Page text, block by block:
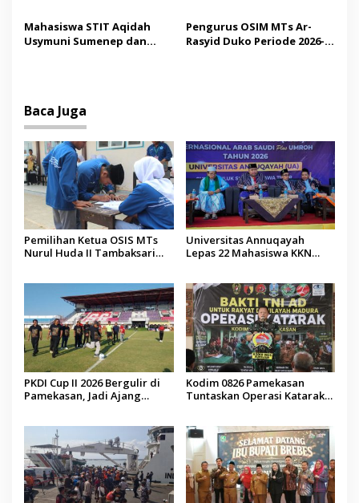
Operator Diaudit
Pendidikan Berbasis
Budaya
Mahasiswa STIT Aqidah
Usymuni Sumenep dan
Pengurus OSIM MTs Ar-
Rasyid Duko Periode 2026-
Baca Juga
Pemilihan Ketua OSIS MTs
Nurul Huda II Tambaksari
Universitas Annuqayah
Lepas 22 Mahasiswa KKN
PKDI Cup II 2026 Bergulir di
Pamekasan, Jadi Ajang
Kodim 0826 Pamekasan
Tuntaskan Operasi Katarak